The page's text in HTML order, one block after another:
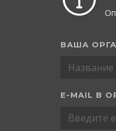
ВАША
E-MAIL В